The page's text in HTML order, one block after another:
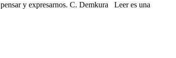
y expresarnos. C. Demkura Leer es una